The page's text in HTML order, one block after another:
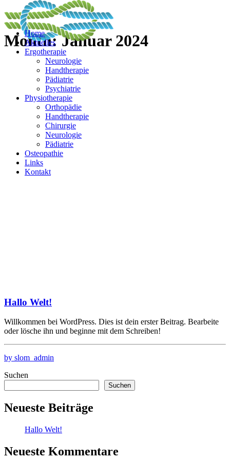
Home
Aktuelles
Ergotherapie
Neurologie
Handtherapie
Pädiatrie
Psychiatrie
Physiotherapie
Orthopädie
Handtherapie
Chirurgie
Neurologie
Pädiatrie
Osteopathie
Links
Kontakt
Month: Januar 2024
Hallo Welt!
Willkommen bei WordPress. Dies ist dein erster Beitrag. Bearbeite
oder lösche ihn und beginne mit dem Schreiben!
by slom_admin
Suchen
Suchen
Neueste Beiträge
Hallo Welt!
Neueste Kommentare